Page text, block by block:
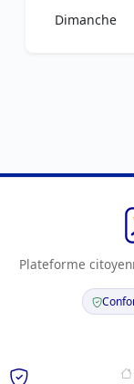
Dimanche
Plateforme